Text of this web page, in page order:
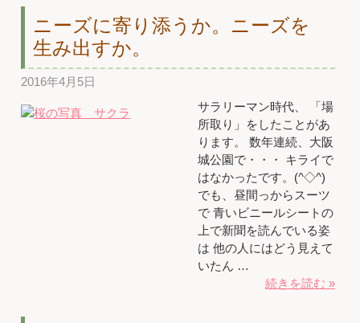
ニーズに寄り添うか。ニーズを
生み出すか。
2016年4月5日
サラリーマン時代、 「場
所取り」をしたことがあ
ります。 数年連続、大阪
城公園で・・・ キライで
はなかったです。(^◇^)
でも、昼間っからスーツ
で 青いビニールシートの
上で新聞を読んでいる姿
は 他の人にはどう見えて
いたん …
続きを読む »